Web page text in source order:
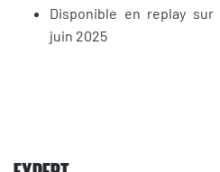
Disponible en replay sur
juin 2025